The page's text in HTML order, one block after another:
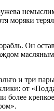
моряки
Он
и три
от